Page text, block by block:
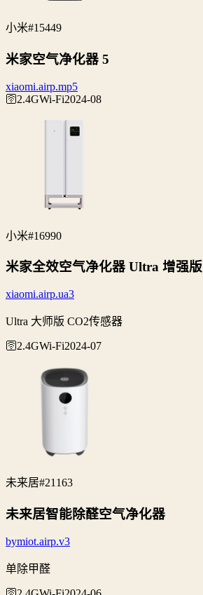
小米#15449
米家空气净化器 5
xiaomi.airp.mp5
🛜2.4GWi‑Fi2024-08
小米#16990
米家全效空气净化器 Ultra 增强版
xiaomi.airp.ua3
Ultra 大师版 CO2传感器
🛜2.4GWi‑Fi2024-07
未来居#21163
未来居智能除醛空气净化器
bymiot.airp.v3
单除甲醛